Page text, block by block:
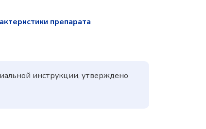
препарата
инструкции, утверждено